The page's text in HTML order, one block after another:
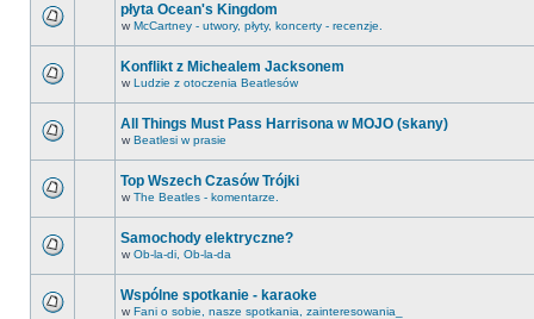
płyta Ocean's Kingdom
w McCartney - utwory, płyty, koncerty - recenzje.
Konflikt z Michealem Jacksonem
w Ludzie z otoczenia Beatlesów
All Things Must Pass Harrisona w MOJO (skany)
w Beatlesi w prasie
Top Wszech Czasów Trójki
w The Beatles - komentarze.
Samochody elektryczne?
w Ob-la-di, Ob-la-da
Wspólne spotkanie - karaoke
w Fani o sobie, nasze spotkania, zainteresowania_